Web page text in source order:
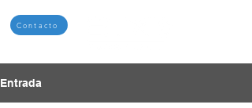
Contacto
Entrada